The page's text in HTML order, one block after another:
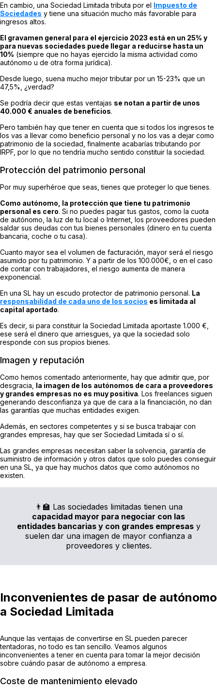
En cambio, una Sociedad Limitada tributa por el Impuesto de
Sociedades y tiene una situación mucho más favorable para
ingresos altos.
El gravamen general para el ejercicio 2023 está en un 25% y
para nuevas sociedades puede llegar a reducirse hasta un
10% (siempre que no hayas ejercido la misma actividad como
autónomo u de otra forma jurídica).
Desde luego, suena mucho mejor tributar por un 15-23% que un
47,5%, ¿verdad?
Se podría decir que estas ventajas se notan a partir de unos
40.000 € anuales de beneficios.
Pero también hay que tener en cuenta que si todos los ingresos te
los vas a llevar como beneficio personal y no los vas a dejar como
patrimonio de la sociedad, finalmente acabarías tributando por
IRPF, por lo que no tendría mucho sentido constituir la sociedad.
Protección del patrimonio personal
Por muy superhéroe que seas, tienes que proteger lo que tienes.
Como autónomo, la protección que tiene tu patrimonio
personal es cero. Si no puedes pagar tus gastos, como la cuota
de autónomo, la luz de tu local o Internet, los proveedores pueden
saldar sus deudas con tus bienes personales (dinero en tu cuenta
bancaria, coche o tu casa).
Cuanto mayor sea el volumen de facturación, mayor será el riesgo
asumido por tu patrimonio. Y a partir de los 100.000€, o en el caso
de contar con trabajadores, el riesgo aumenta de manera
exponencial.
En una SL hay un escudo protector de patrimonio personal. La
responsabilidad de cada uno de los socios es limitada al
capital aportado.
Es decir, si para constituir la Sociedad Limitada aportaste 1.000 €,
ese será el dinero que arriesgues, ya que la sociedad solo
responde con sus propios bienes.
Imagen y reputación
Como hemos comentado anteriormente, hay que admitir que, por
desgracia, la imagen de los autónomos de cara a proveedores
y grandes empresas no es muy positiva. Los freelances siguen
generando desconfianza ya que de cara a la financiación, no dan
las garantías que muchas entidades exigen.
Además, en sectores competentes y si se busca trabajar con
grandes empresas, hay que ser Sociedad Limitada sí o sí.
Las grandes empresas necesitan saber la solvencia, garantía de
suministro de información y otros datos que solo puedes conseguir
en una SL, ya que hay muchos datos que como autónomos no
existen.
👨‍🏫 Las sociedades limitadas tienen una
capacidad mayor para negociar con las
entidades bancarias y con grandes empresasy
suelen dar una imagen de mayor confianza a
proveedores y clientes.
Inconvenientes de pasar de autónomo
a Sociedad Limitada
Aunque las ventajas de convertirse en SL pueden parecer
tentadoras, no todo es tan sencillo. Veamos algunos
inconvenientes a tener en cuenta para tomar la mejor decisión
sobre cuándo pasar de autónomo a empresa.
Coste de mantenimiento elevado